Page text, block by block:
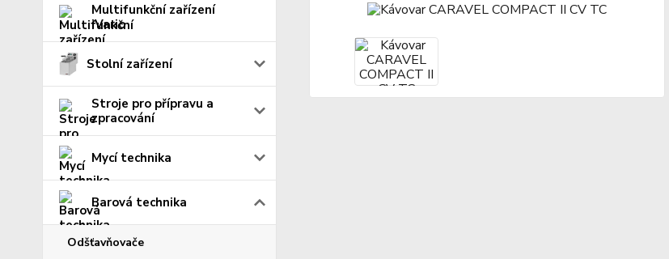
Multifunkční zařízení
iVario
Stolní zařízení
Stroje pro přípravu a
zpracování
Mycí technika
Barová technika
Odšťavňovače